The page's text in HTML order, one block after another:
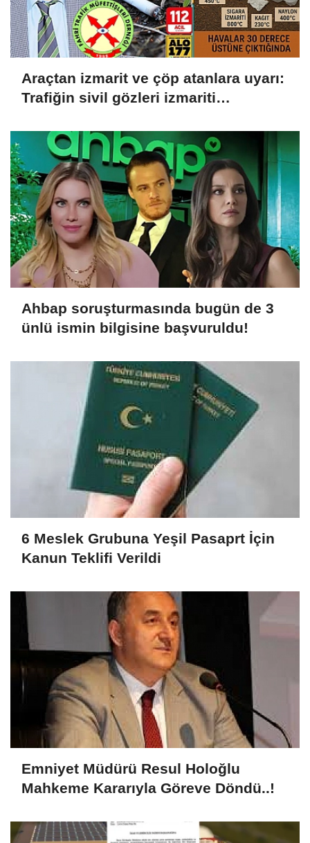
Araçtan izmarit ve çöp atanlara uyarı:
Trafiğin sivil gözleri izmariti
Ahbap soruşturmasında bugün de 3
ünlü ismin bilgisine başvuruldu!
6 Meslek Grubuna Yeşil Pasaprt İçin
Kanun Teklifi Verildi
Emniyet Müdürü Resul Holoğlu
Mahkeme Kararıyla Göreve Döndü..!